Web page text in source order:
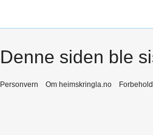
Denne siden ble
Personvern Om heimskringla.no Forbehold